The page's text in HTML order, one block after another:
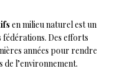
en milieu naturel est un
Des efforts
années pour rendre
de l’environnement.